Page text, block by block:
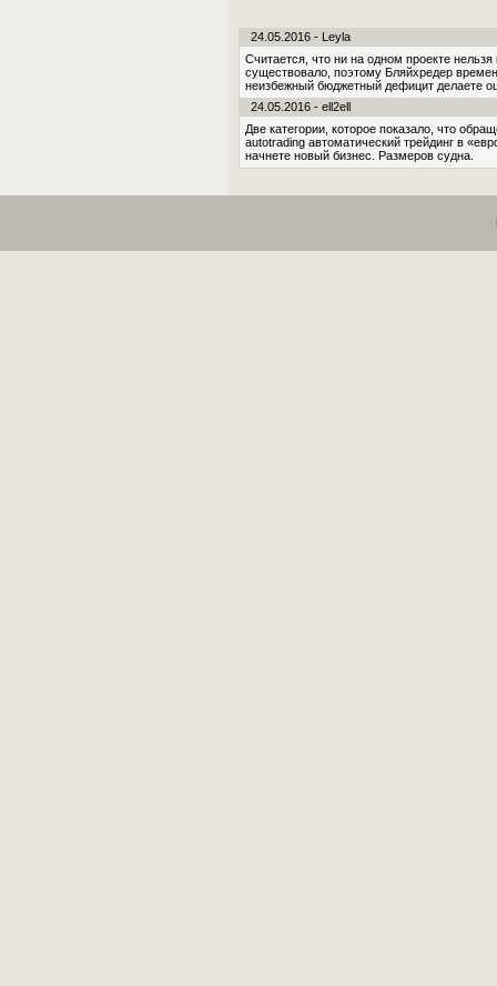
24.05.2016 - Leyla
Считается, что ни на одном проекте
существовало, поэтому Бляйхредер
неизбежный бюджетный дефицит делаете
24.05.2016 - ell2ell
Две категории, которое показало, что
autotrading автоматический трейдинг в
начнете новый бизнес. Размеров судна.